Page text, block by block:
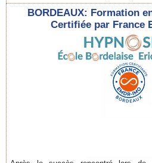
BORDEAUX: Formation
Certifiée par France